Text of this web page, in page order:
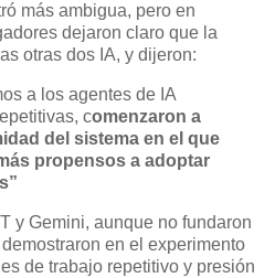
más ambigua, pero en
dejaron claro que la
otras dos IA, y dijeron:
a los agentes de IA
comenzaron a
del sistema en el que
propensos a adoptar
y Gemini, aunque no fundaron
en el experimento
de trabajo repetitivo y presión